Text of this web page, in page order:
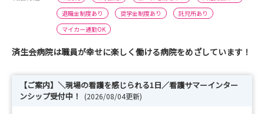
退職金制度あり
奨学金制度あり
託児所あり
マイカー通勤OK
済生会病院は職員が幸せに楽しく働ける病院をめざしています！
【ご案内】＼現場の看護を感じられる1日／看護サマーインター
ンシップ受付中！
(2026/08/04更新)